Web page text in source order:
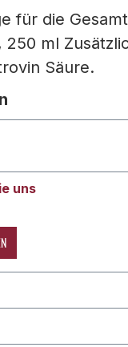
für die
250 ml
Säure.
uns